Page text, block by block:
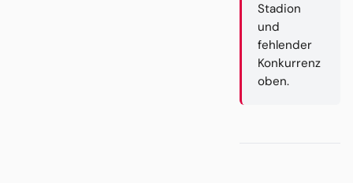
Stadion
und
fehlender
Konkurrenz
oben.